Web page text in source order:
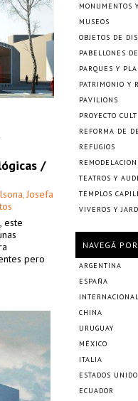
/
, Josefa
este
pero
MONUMENTOS
MUSEOS
OBJETOS DE
PABELLONES
PARQUES Y
PATRIMONIO Y
PAVILIONS
PROYECTO
REFORMA DE
REFUGIOS
TEATROS Y
TEMPLOS
VIVEROS Y
NAVEGÁ
ARGENTINA
ESPAÑA
CHINA
URUGUAY
MÉXICO
ITALIA
ESTADOS
ECUADOR